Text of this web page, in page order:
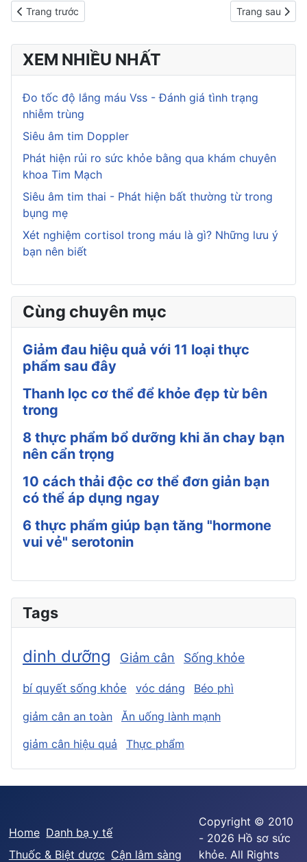
Previous article: 8 cách giúp hạn chế tình trạng cơ thể giữ nước
Trang trước Next article:
Trang sau
XEM NHIỀU NHẤT
Đo tốc độ lắng máu Vss - Đánh giá tình trạng
nhiễm trùng
Siêu âm tim Doppler
Phát hiện rủi ro sức khỏe bằng qua khám chuyên
khoa Tim Mạch
Siêu âm tim thai - Phát hiện bất thường từ trong
bụng mẹ
Xét nghiệm cortisol trong máu là gì? Những lưu ý
bạn nên biết
Cùng chuyên mục
Giảm đau hiệu quả với 11 loại thực
phẩm sau đây
Thanh lọc cơ thể để khỏe đẹp từ bên
trong
8 thực phẩm bổ dưỡng khi ăn chay bạn
nên cẩn trọng
10 cách thải độc cơ thể đơn giản bạn
có thể áp dụng ngay
6 thực phẩm giúp bạn tăng "hormone
vui vẻ" serotonin
Tags
dinh dưỡng Giảm cân Sống khỏe
bí quyết sống khỏe vóc dáng Béo phì
giảm cân an toàn
Ăn uống lành mạnh
giảm cân hiệu quả
Thực phẩm
Home Danh bạ y tế
Thuốc & Biệt dược Cận lâm sàng
Copyright © 2010
- 2026 Hồ sơ sức
khỏe. All Rights